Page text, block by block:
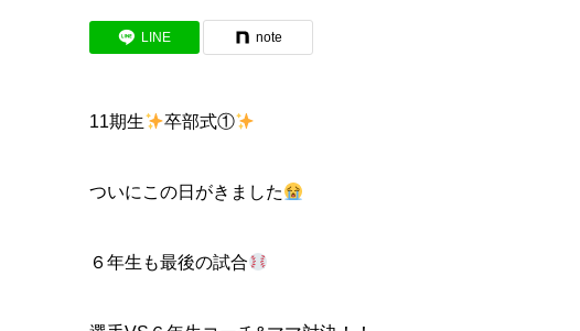
LINE note
11期生 卒部式①
ついにこの日がきました
６年生も最後の試合